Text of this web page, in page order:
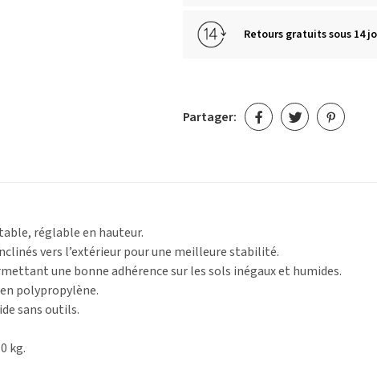
Retours gratuits sous 14
Partager:
réglable en hauteur.
vers l’extérieur pour une meilleure stabilité.
une bonne adhérence sur les sols inégaux et humides.
polypropylène.
sans outils.
kg.